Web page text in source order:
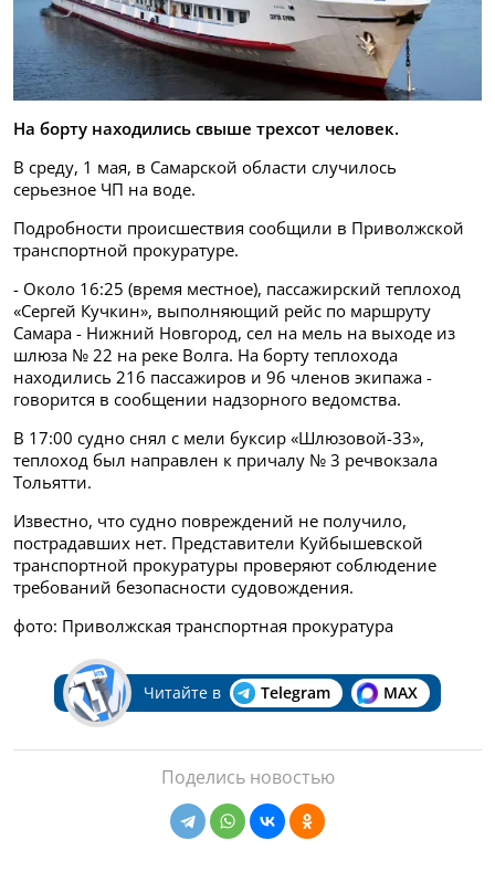
На борту находились свыше трехсот человек.
В среду, 1 мая, в Самарской области случилось
серьезное ЧП на воде.
Подробности происшествия сообщили в Приволжской
транспортной прокуратуре.
- Около 16:25 (время местное), пассажирский теплоход
«Сергей Кучкин», выполняющий рейс по маршруту
Самара - Нижний Новгород, сел на мель на выходе из
шлюза № 22 на реке Волга. На борту теплохода
находились 216 пассажиров и 96 членов экипажа -
говорится в сообщении надзорного ведомства.
В 17:00 судно снял с мели буксир «Шлюзовой-33»,
теплоход был направлен к причалу № 3 речвокзала
Тольятти.
Известно, что судно повреждений не получило,
пострадавших нет. Представители Куйбышевской
транспортной прокуратуры проверяют соблюдение
требований безопасности судовождения.
фото: Приволжская транспортная прокуратура
Читайте в Telegram MAX
Поделись новостью